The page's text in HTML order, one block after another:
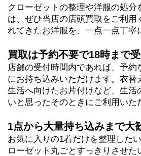
クローゼットの整理や洋服の処分
は、ぜひ当店の店頭買取をご利用
れてきたお洋服を、一点一点丁寧
買取は予約不要で18時まで
店舗の受付時間内であれば、予約
にお持ち込みいただけます。衣替
生活へ向けたお片付けなど、生活
いと思ったそのときにご利用いた
1点から大量持ち込みまで大
お気に入りの1着だけを整理した
ローゼット丸ごとすっきりさせた